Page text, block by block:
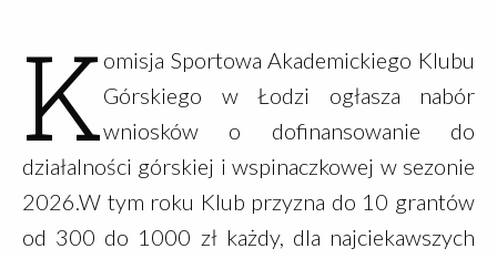
Komisja Sportowa Akademickiego Klubu
Górskiego w Łodzi ogłasza nabór
wniosków o dofinansowanie do
działalności górskiej i wspinaczkowej w sezonie
2026.W tym roku Klub przyzna do 10 grantów
od 300 do 1000 zł każdy, dla najciekawszych